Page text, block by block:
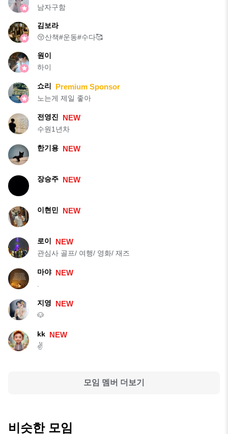
남자구함
김보라
😚산책#운동#수다🥰
원이
하이
쇼리 Premium Sponsor
노는게 제일 좋아
전영진 NEW
수원1년차
한기용 NEW
장승주 NEW
이현민 NEW
로이 NEW
관심사 골프/ 여행/ 영화/ 재즈
마야 NEW
지영 NEW
🐶
kk NEW
✌️
모임 멤버 더보기
비슷한 모임